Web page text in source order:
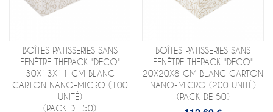
BOÎTES PATISSERIES SANS
FENÊTRE THEPACK "DECO"
30X13X11 CM BLANC
CARTON NANO-MICRO (100
UNITÉ)
(PACK DE 50)
BOÎTES PATISSERIES SANS
FENÊTRE THEPACK "DECO"
20X20X8 CM BLANC CARTON
NANO-MICRO (200 UNITÉ)
(PACK DE 50)